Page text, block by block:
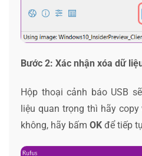
Bước 2: Xác nhận xóa dữ
Hộp thoại cảnh báo USB
liệu quan trọng thì hãy
không, hãy bấm OK để tiếp